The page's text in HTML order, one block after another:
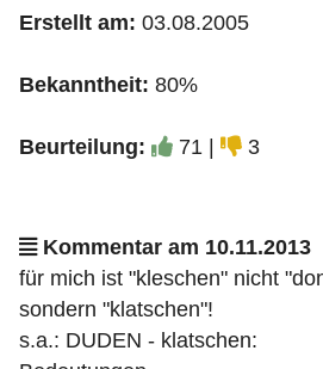
Erstellt am: 03.08.2005
Bekanntheit: 80%
Beurteilung: 71 | 3
Kommentar am 10.11.2013
für mich ist "kleschen" nicht
sondern "klatschen"!
s.a.: DUDEN - klatschen: